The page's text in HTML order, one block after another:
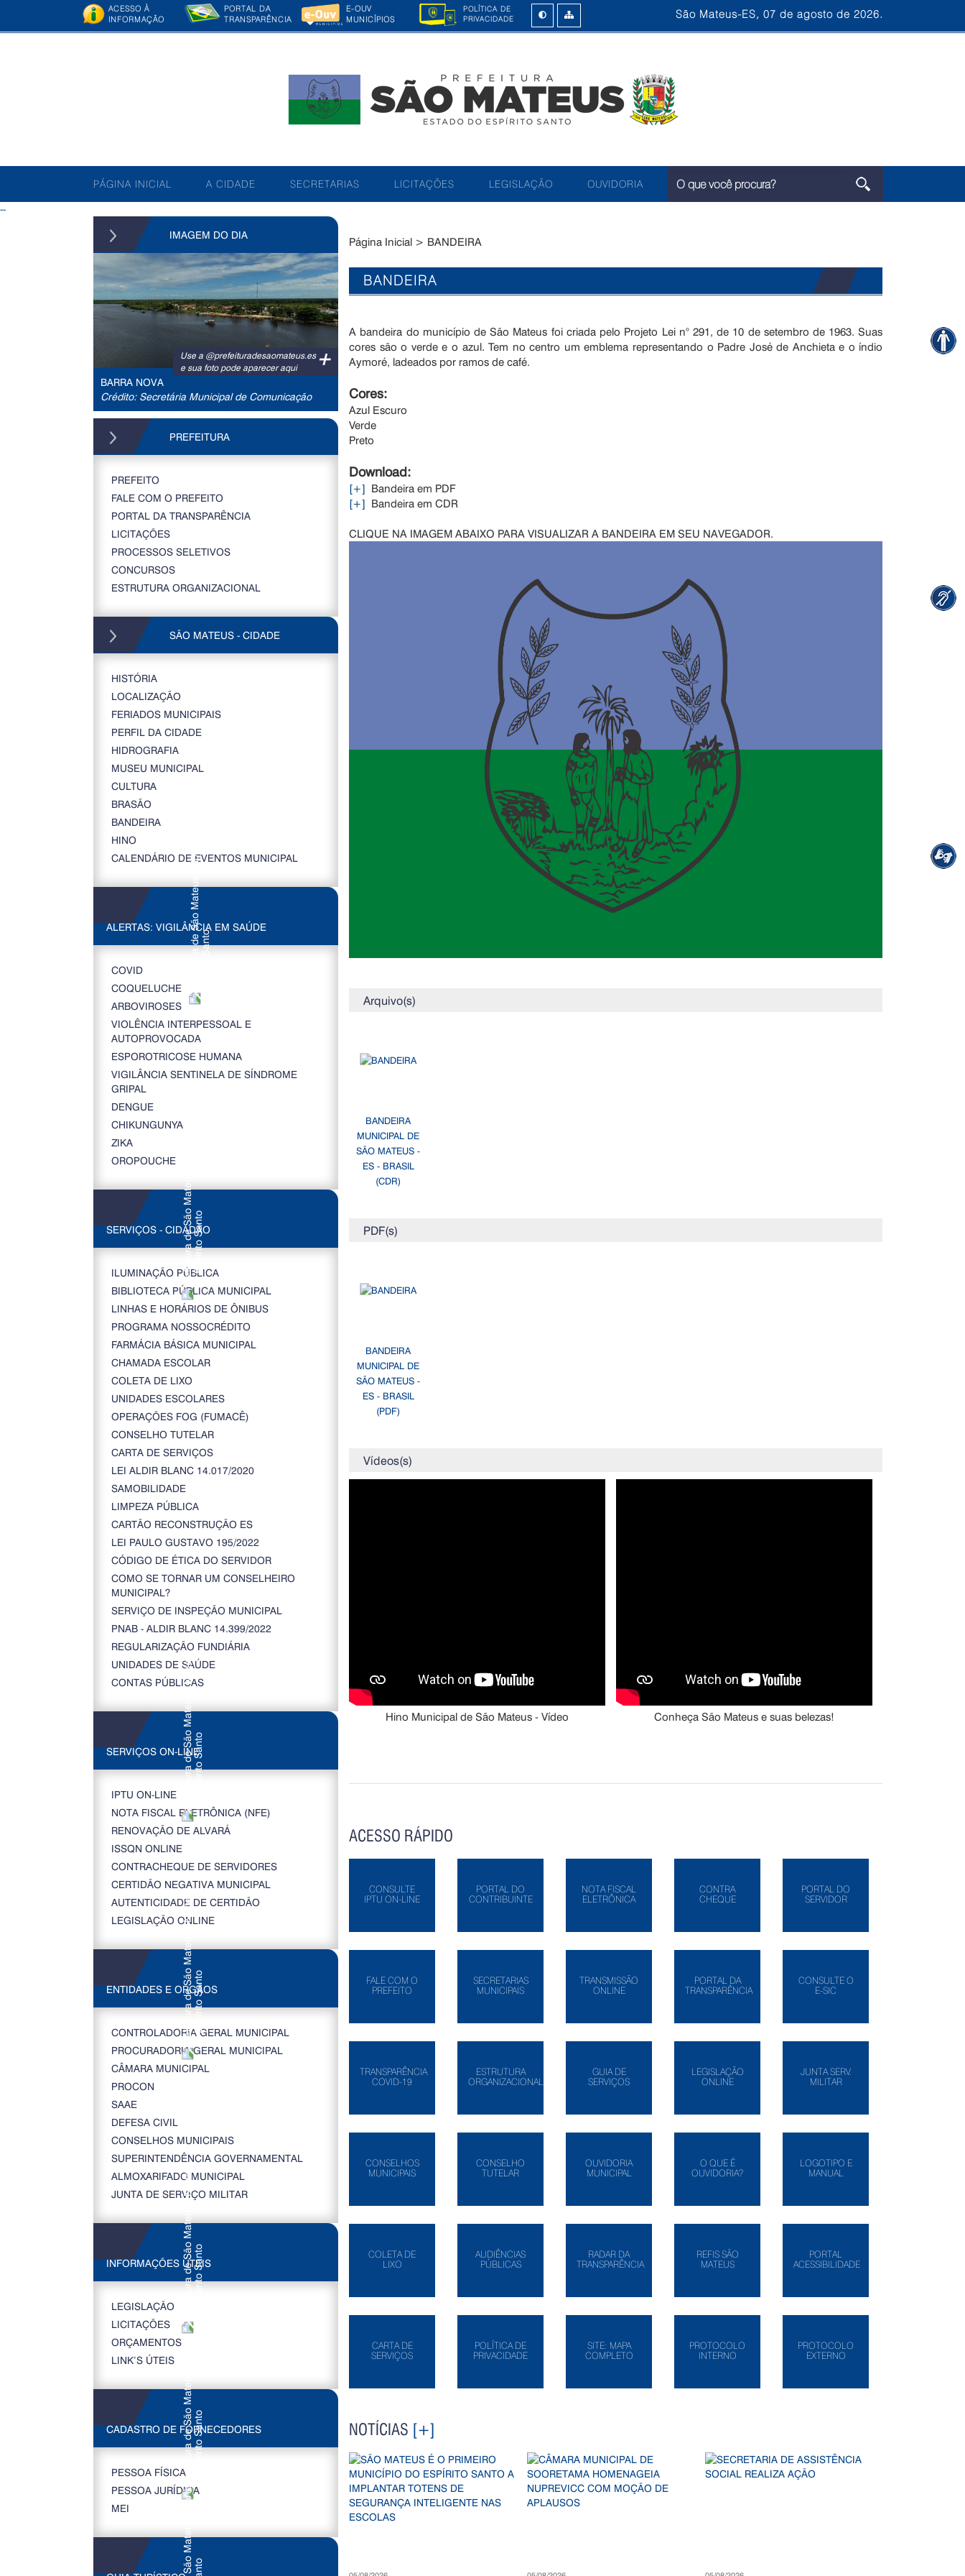
ACESSO À
INFORMAÇÃO
PORTAL DA
TRANSPARÊNCIA
E-OUV
MUNICÍPIOS
POLÍTICA DE
PRIVACIDADE
São Mateus-ES, 07 de agosto de 2026.
PÁGINA INICIAL A CIDADE SECRETARIAS LICITAÇÕES LEGISLAÇÃO OUVIDORIA
--
IMAGEM DO DIA
+
Use a @prefeituradesaomateus.es
e sua foto pode aparecer aqui
BARRA NOVA
Crédito: Secretária Municipal de Comunicação
PREFEITURA
PREFEITO
FALE COM O PREFEITO
PORTAL DA TRANSPARÊNCIA
LICITAÇÕES
PROCESSOS SELETIVOS
CONCURSOS
ESTRUTURA ORGANIZACIONAL
SÃO MATEUS - CIDADE
HISTÓRIA
LOCALIZAÇÃO
FERIADOS MUNICIPAIS
PERFIL DA CIDADE
HIDROGRAFIA
MUSEU MUNICIPAL
CULTURA
BRASÃO
BANDEIRA
HINO
CALENDÁRIO DE EVENTOS MUNICIPAL
ALERTAS: VIGILÂNCIA EM SAÚDE
COVID
COQUELUCHE
ARBOVIROSES
VIOLÊNCIA INTERPESSOAL E
AUTOPROVOCADA
ESPOROTRICOSE HUMANA
VIGILÂNCIA SENTINELA DE SÍNDROME
GRIPAL
DENGUE
CHIKUNGUNYA
ZIKA
OROPOUCHE
SERVIÇOS - CIDADÃO
ILUMINAÇÃO PÚBLICA
BIBLIOTECA PÚBLICA MUNICIPAL
LINHAS E HORÁRIOS DE ÔNIBUS
PROGRAMA NOSSOCRÉDITO
FARMÁCIA BÁSICA MUNICIPAL
CHAMADA ESCOLAR
COLETA DE LIXO
UNIDADES ESCOLARES
OPERAÇÕES FOG (FUMACÊ)
CONSELHO TUTELAR
CARTA DE SERVIÇOS
LEI ALDIR BLANC 14.017/2020
SAMOBILIDADE
LIMPEZA PÚBLICA
CARTÃO RECONSTRUÇÃO ES
LEI PAULO GUSTAVO 195/2022
CÓDIGO DE ÉTICA DO SERVIDOR
COMO SE TORNAR UM CONSELHEIRO
MUNICIPAL?
SERVIÇO DE INSPEÇÃO MUNICIPAL
PNAB - ALDIR BLANC 14.399/2022
REGULARIZAÇÃO FUNDIÁRIA
UNIDADES DE SAÚDE
CONTAS PÚBLICAS
SERVIÇOS ON-LINE
IPTU ON-LINE
NOTA FISCAL ELETRÔNICA (NFE)
RENOVAÇÃO DE ALVARÁ
ISSQN ONLINE
CONTRACHEQUE DE SERVIDORES
CERTIDÃO NEGATIVA MUNICIPAL
AUTENTICIDADE DE CERTIDÃO
LEGISLAÇÃO ONLINE
ENTIDADES E ORGÃOS
CONTROLADORIA GERAL MUNICIPAL
PROCURADORIA GERAL MUNICIPAL
CÂMARA MUNICIPAL
PROCON
SAAE
DEFESA CIVIL
CONSELHOS MUNICIPAIS
SUPERINTENDÊNCIA GOVERNAMENTAL
ALMOXARIFADO MUNICIPAL
JUNTA DE SERVIÇO MILITAR
INFORMAÇÕES ÚTEIS
LEGISLAÇÃO
LICITAÇÕES
ORÇAMENTOS
LINK’S ÚTEIS
CADASTRO DE FORNECEDORES
PESSOA FÍSICA
PESSOA JURÍDICA
MEI
Página Inicial > BANDEIRA
BANDEIRA
A bandeira do município de São Mateus foi criada pelo Projeto Lei n° 291, de 10 de setembro de 1963. Suas
cores são o verde e o azul. Tem no centro um emblema representando o Padre José de Anchieta e o índio
Aymoré, ladeados por ramos de café.
Cores:
Azul Escuro
Verde
Preto
Download:
[+] Bandeira em PDF
[+] Bandeira em CDR
CLIQUE NA IMAGEM ABAIXO PARA VISUALIZAR A BANDEIRA EM SEU NAVEGADOR.
Arquivo(s)
BANDEIRA
MUNICIPAL DE
SÃO MATEUS -
ES - BRASIL
(CDR)
PDF(s)
BANDEIRA
MUNICIPAL DE
SÃO MATEUS -
ES - BRASIL
(PDF)
Vídeos(s)
Hino Municipal de São Mateus - Vídeo Conheça São Mateus e suas belezas!
ACESSO RÁPIDO
CONSULTE
IPTU ON-LINE
PORTAL DO
CONTRIBUINTE
NOTA FISCAL
ELETRÔNICA
CONTRA
CHEQUE
PORTAL DO
SERVIDOR
FALE COM O
PREFEITO
SECRETARIAS
MUNICIPAIS
TRANSMISSÃO
ONLINE
PORTAL DA
TRANSPARÊNCIA
CONSULTE O
E-SIC
TRANSPARÊNCIA
COVID-19
ESTRUTURA
ORGANIZACIONAL
GUIA DE
SERVIÇOS
LEGISLAÇÃO
ONLINE
JUNTA SERV.
MILITAR
CONSELHOS
MUNICIPAIS
CONSELHO
TUTELAR
OUVIDORIA
MUNICIPAL
O QUE É
OUVIDORIA?
LOGOTIPO E
MANUAL
COLETA DE
LIXO
AUDIÊNCIAS
PÚBLICAS
RADAR DA
TRANSPARÊNCIA
REFIS SÃO
MATEUS
PORTAL
ACESSIBILIDADE
CARTA DE
SERVIÇOS
POLÍTICA DE
PRIVACIDADE
SITE: MAPA
COMPLETO
PROTOCOLO
INTERNO
PROTOCOLO
EXTERNO
NOTÍCIAS [+]